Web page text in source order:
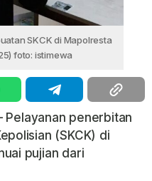
SKCK di Mapolresta
foto: istimewa
Pelayanan penerbitan
(SKCK) di
pujian dari